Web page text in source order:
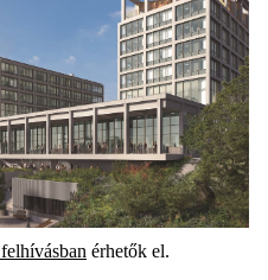
érhetők el.